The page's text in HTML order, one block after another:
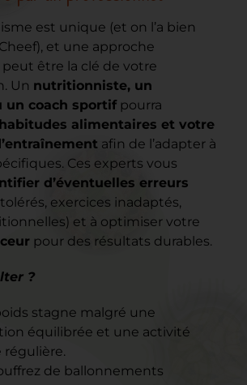
est unique (et on l’a bien
et une approche
être la clé de votre
Un nutritionniste, un
un coach sportif pourra
alimentaires et votre
afin de l’adapter à
Ces experts vous
d’éventuelles erreurs
exercices inadaptés,
et à optimiser votre
pour des résultats durables.
?
stagne malgré une
équilibrée et une activité
régulière.
de ballonnements